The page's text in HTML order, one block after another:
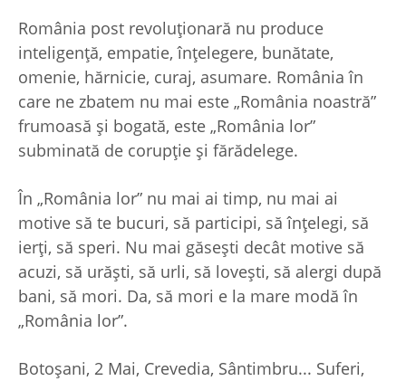
România post revoluţionară nu produce
inteligenţă, empatie, înţelegere, bunătate,
omenie, hărnicie, curaj, asumare. România în
care ne zbatem nu mai este „România noastră”
frumoasă şi bogată, este „România lor”
subminată de corupţie şi fărădelege.
În „România lor” nu mai ai timp, nu mai ai
motive să te bucuri, să participi, să înţelegi, să
ierţi, să speri. Nu mai găseşti decât motive să
acuzi, să urăşti, să urli, să loveşti, să alergi după
bani, să mori. Da, să mori e la mare modă în
„România lor”.
Botoşani, 2 Mai, Crevedia, Sântimbru... Suferi,